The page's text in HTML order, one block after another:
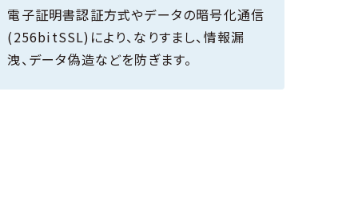
電子証明書認証方式やデータの暗号化通信
(256bitSSL)により、なりすまし、情報漏
洩、データ偽造などを防ぎます。